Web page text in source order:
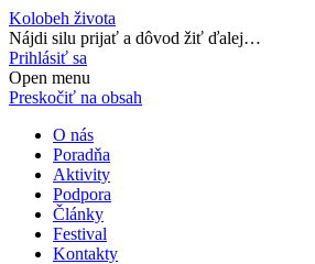
Kolobeh života
Nájdi silu prijať a dôvod žiť ďalej…
Prihlásiť sa
Open menu
Preskočiť na obsah
O nás
Poradňa
Aktivity
Podpora
Články
Festival
Kontakty